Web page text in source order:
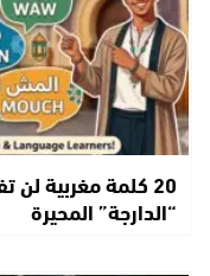
20 كلمة مغربية
“الدارجة” المحيرة